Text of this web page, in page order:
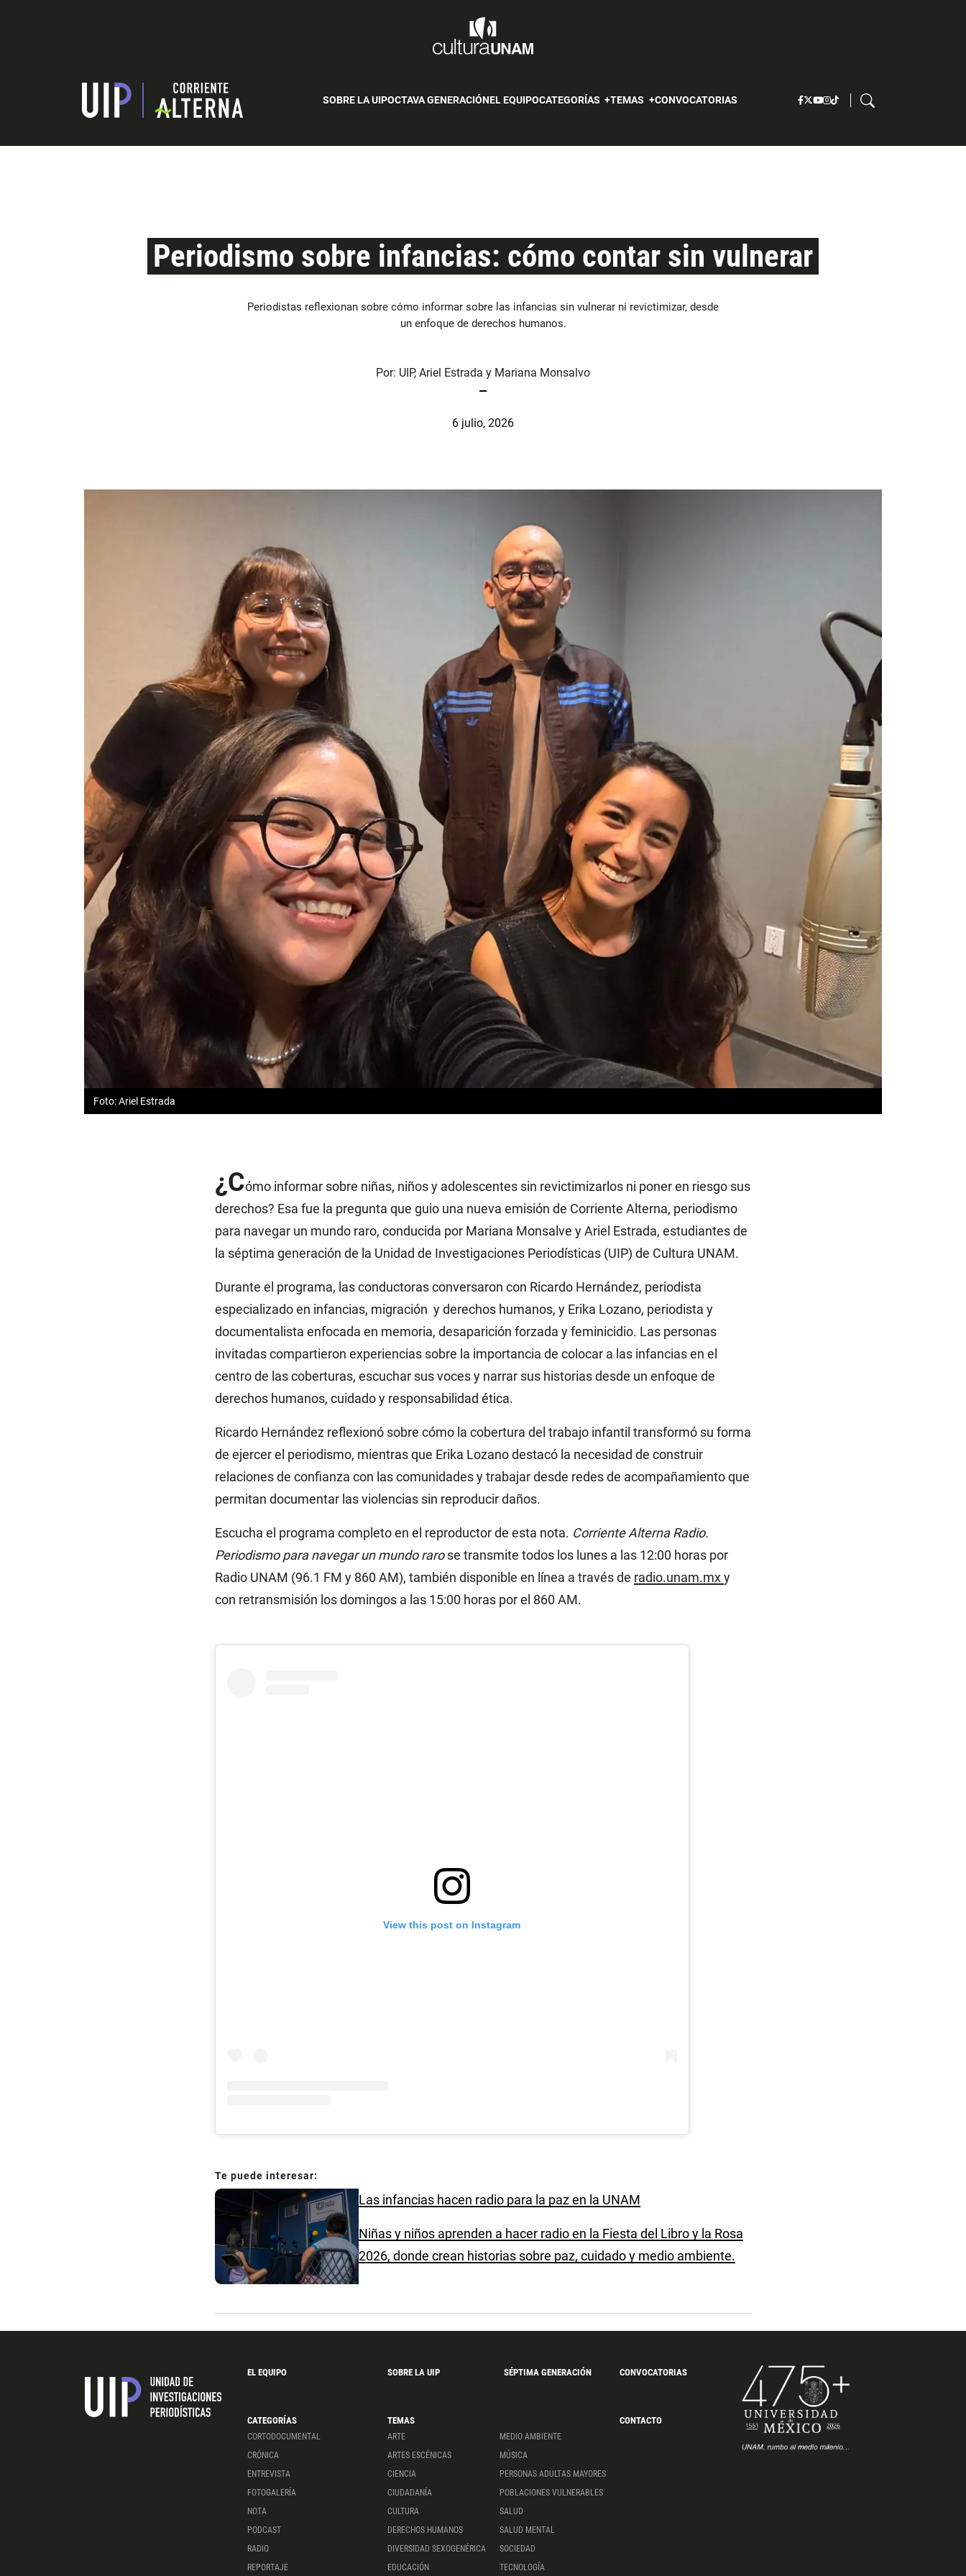
SOBRE LA UIPOCTAVA GENERACIÓNEL EQUIPOCATEGORÍAS TEMAS CONVOCATORIAS
Periodismo sobre infancias: cómo contar sin vulnerar
Periodistas reflexionan sobre cómo informar sobre las infancias sin vulnerar ni revictimizar, desde
un enfoque de derechos humanos.
Por: UIP, Ariel Estrada y Mariana Monsalvo
6 julio, 2026
Foto: Ariel Estrada
¿Cómo informar sobre niñas, niños y adolescentes sin revictimizarlos ni poner en riesgo sus
derechos? Esa fue la pregunta que guio una nueva emisión de Corriente Alterna, periodismo
para navegar un mundo raro, conducida por Mariana Monsalve y Ariel Estrada, estudiantes de
la séptima generación de la Unidad de Investigaciones Periodísticas (UIP) de Cultura UNAM.
Durante el programa, las conductoras conversaron con Ricardo Hernández, periodista
especializado en infancias, migración y derechos humanos, y Erika Lozano, periodista y
documentalista enfocada en memoria, desaparición forzada y feminicidio. Las personas
invitadas compartieron experiencias sobre la importancia de colocar a las infancias en el
centro de las coberturas, escuchar sus voces y narrar sus historias desde un enfoque de
derechos humanos, cuidado y responsabilidad ética.
Ricardo Hernández reflexionó sobre cómo la cobertura del trabajo infantil transformó su forma
de ejercer el periodismo, mientras que Erika Lozano destacó la necesidad de construir
relaciones de confianza con las comunidades y trabajar desde redes de acompañamiento que
permitan documentar las violencias sin reproducir daños.
Escucha el programa completo en el reproductor de esta nota. Corriente Alterna Radio.
Periodismo para navegar un mundo rarose transmite todos los lunes a las 12:00 horas por
Radio UNAM (96.1 FM y 860 AM), también disponible en línea a través de radio.unam.mxy
con retransmisión los domingos a las 15:00 horas por el 860 AM.
View this post on Instagram
Las infancias hacen radio para la paz en la UNAM
Niñas y niños aprenden a hacer radio en la Fiesta del Libro y la Rosa
2026, donde crean historias sobre paz, cuidado y medio ambiente.
EL EQUIPO SOBRE LA UIP SÉPTIMA GENERACIÓN CONVOCATORIAS
CATEGORÍAS
CORTODOCUMENTAL
CRÓNICA
ENTREVISTA
FOTOGALERÍA
NOTA
PODCAST
RADIO
REPORTAJE
TEMAS
ARTE
ARTES ESCÉNICAS
CIENCIA
CIUDADANÍA
CULTURA
DERECHOS HUMANOS
DIVERSIDAD SEXOGENÉRICA
EDUCACIÓN
MEDIO AMBIENTE
MÚSICA
PERSONAS ADULTAS MAYORES
POBLACIONES VULNERABLES
SALUD
SALUD MENTAL
SOCIEDAD
TECNOLOGÍA
CONTACTO